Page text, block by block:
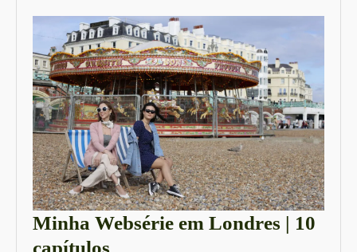
Minha Websérie em Londres | 10